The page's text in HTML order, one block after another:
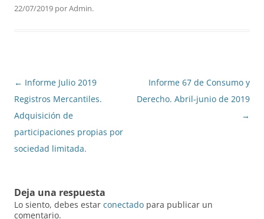
22/07/2019 porAdmin.
Navegación
de
entradas
← Informe Julio 2019
Registros Mercantiles.
Adquisición de
participaciones propias por
sociedad limitada.
Informe 67 de Consumo y
Derecho. Abril-junio de 2019
→
Deja una respuesta
Lo siento, debes estar conectado para publicar un
comentario.